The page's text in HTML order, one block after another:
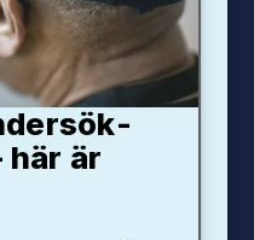
här är